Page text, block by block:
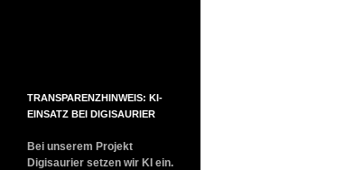
TRANSPARENZHINWEIS: KI-
EINSATZ BEI DIGISAURIER
Bei unserem Projekt
Digisaurier setzen wir KI ein.